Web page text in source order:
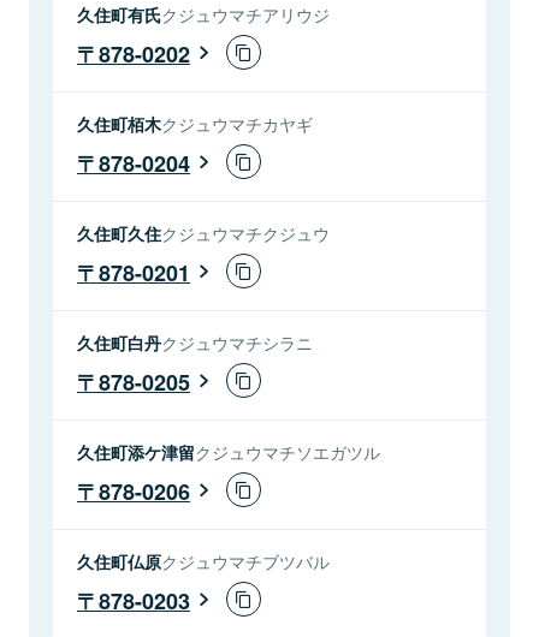
久住町有氏クジュウマチアリウジ
878-0202
久住町栢木クジュウマチカヤギ
878-0204
久住町久住クジュウマチクジュウ
878-0201
久住町白丹クジュウマチシラニ
878-0205
久住町添ケ津留クジュウマチソエガツル
878-0206
久住町仏原クジュウマチブツバル
878-0203